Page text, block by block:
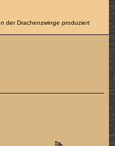
der Drachenzwinge produziert